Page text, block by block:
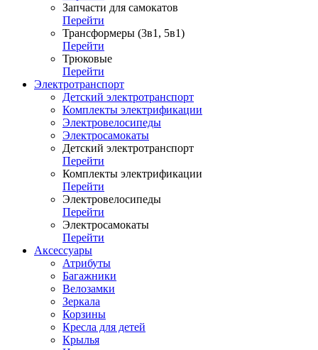
Запчасти для самокатов
Перейти
Трансформеры (3в1, 5в1)
Перейти
Трюковые
Перейти
Электротранспорт
Детский электротранспорт
Комплекты электрификации
Электровелосипеды
Электросамокаты
Детский электротранспорт
Перейти
Комплекты электрификации
Перейти
Электровелосипеды
Перейти
Электросамокаты
Перейти
Аксессуары
Атрибуты
Багажники
Велозамки
Зеркала
Корзины
Кресла для детей
Крылья